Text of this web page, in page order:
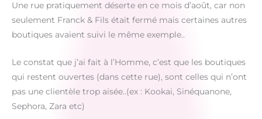
Une rue pratiquement déserte en ce mois d’août, car non
seulement Franck & Fils était fermé mais certaines autres
boutiques avaient suivi le même exemple..
Le constat que j’ai fait à l’Homme, c’est que les boutiques
qui restent ouvertes (dans cette rue), sont celles qui n’ont
pas une clientèle trop aisée..(ex : Kookai, Sinéquanone,
Sephora, Zara etc)